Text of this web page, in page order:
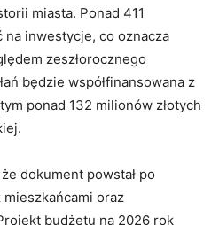
miasta. Ponad 411
na inwestycje, co oznacza
zeszłorocznego
będzie współfinansowana z
ponad 132 milionów złotych
dokument powstał po
oraz
budżetu na 2026 rok